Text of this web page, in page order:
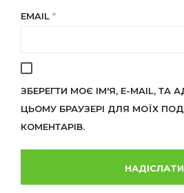
EMAIL *
ЗБЕРЕГТИ МОЄ ІМ'Я, E-MAIL, ТА
ЦЬОМУ БРАУЗЕРІ ДЛЯ МОЇХ
КОМЕНТАРІВ.